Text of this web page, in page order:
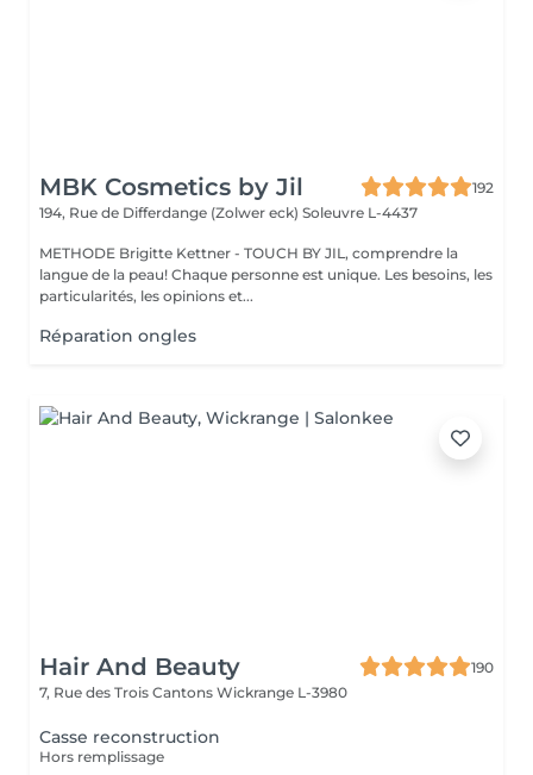
MBK Cosmetics by Jil
192
194, Rue de Differdange (Zolwer eck) Soleuvre L-4437
METHODE Brigitte Kettner - TOUCH BY JIL, comprendre la
langue de la peau! Chaque personne est unique. Les besoins, les
particularités, les opinions et...
Réparation ongles
Hair And Beauty
190
7, Rue des Trois Cantons Wickrange L-3980
Casse reconstruction
Hors remplissage